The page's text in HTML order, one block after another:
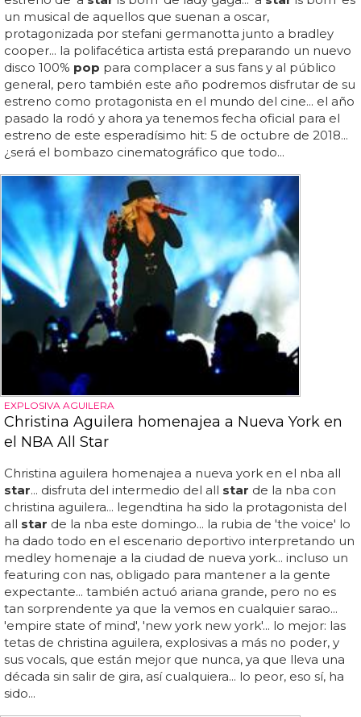
un musical de aquellos que suenan a oscar,
protagonizada por stefani germanotta junto a bradley
cooper... la polifacética artista está preparando un nuevo
disco 100% pop para complacer a sus fans y al público
general, pero también este año podremos disfrutar de su
estreno como protagonista en el mundo del cine... el año
pasado la rodó y ahora ya tenemos fecha oficial para el
estreno de este esperadísimo hit: 5 de octubre de 2018...
¿será el bombazo cinematográfico que todo...
EXPLOSIVA AGUILERA
Christina Aguilera homenajea a Nueva York en
el NBA All Star
Christina aguilera homenajea a nueva york en el nba all
star... disfruta del intermedio del all star de la nba con
christina aguilera... legendtina ha sido la protagonista del
all star de la nba este domingo... la rubia de 'the voice' lo
ha dado todo en el escenario deportivo interpretando un
medley homenaje a la ciudad de nueva york... incluso un
featuring con nas, obligado para mantener a la gente
expectante... también actuó ariana grande, pero no es
tan sorprendente ya que la vemos en cualquier sarao...
'empire state of mind', 'new york new york'... lo mejor: las
tetas de christina aguilera, explosivas a más no poder, y
sus vocals, que están mejor que nunca, ya que lleva una
década sin salir de gira, así cualquiera... lo peor, eso sí, ha
sido...